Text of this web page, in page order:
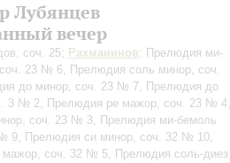
Лубянцев
вечер
соч. 25; Рахманинов: Прелюдия ми-
23 № 6, Прелюдия соль минор, соч.
до минор, соч. 23 № 7, Прелюдия до
3 № 2, Прелюдия ре мажор, соч. 23 № 4,
соч. 23 № 3, Прелюдия ми-бемоль
9, Прелюдия си минор, соч. 32 № 10,
соч. 32 № 5, Прелюдия соль-диез